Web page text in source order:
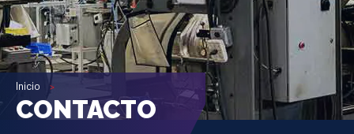
Inicio
CONTACTO